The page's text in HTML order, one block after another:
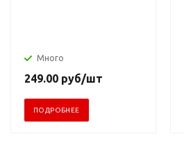
Много
249.00 руб/шт
ПОДРОБНЕЕ